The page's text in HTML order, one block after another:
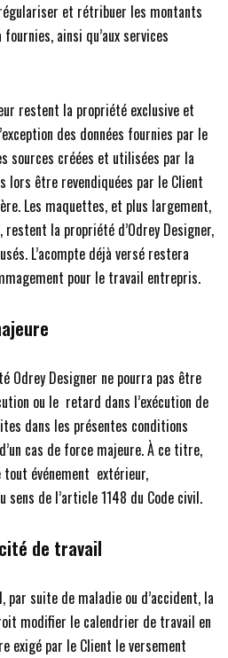
et rétribuer les montants
ainsi qu’aux services
restent la propriété exclusive et
des données fournies par le
sources créées et utilisées par la
lors être revendiquées par le Client
Les maquettes, et plus largement,
la propriété d’Odrey Designer,
L’acompte déjà versé restera
pour le travail entrepris.
Odrey Designer ne pourra pas être
ou le retard dans l’exécution de
dans les présentes conditions
cas de force majeure. À ce titre,
tout événement extérieur,
de l’article 1148 du Code civil.
de travail
par suite de maladie ou d’accident, la
modifier le calendrier de travail en
exigé par le Client le versement